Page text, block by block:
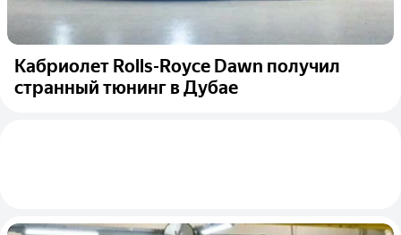
Кабриолет Rolls-Royce Dawn получил
странный тюнинг в Дубае